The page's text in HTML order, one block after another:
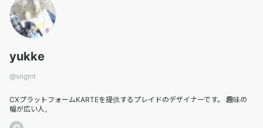
yukke
@sngmt
CXプラットフォームKARTEを提供するプレイドのデザイナーです。 趣味の
幅が広い人。